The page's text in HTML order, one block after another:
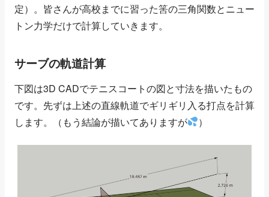
定）。皆さんが高校までに習った筈の三角関数とニュー
トン力学だけで計算していきます。
サーブの軌道計算
下図は3D CADでテニスコートの図と寸法を描いたもの
です。先ずは上述の直線軌道でギリギリ入る打点を計算
します。（もう結論が描いてありますが
）